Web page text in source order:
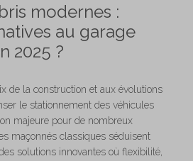
modernes :
au garage
2025 ?
de la construction et aux évolutions
le stationnement des véhicules
majeure pour de nombreux
maçonnés classiques séduisent
solutions innovantes où flexibilité,